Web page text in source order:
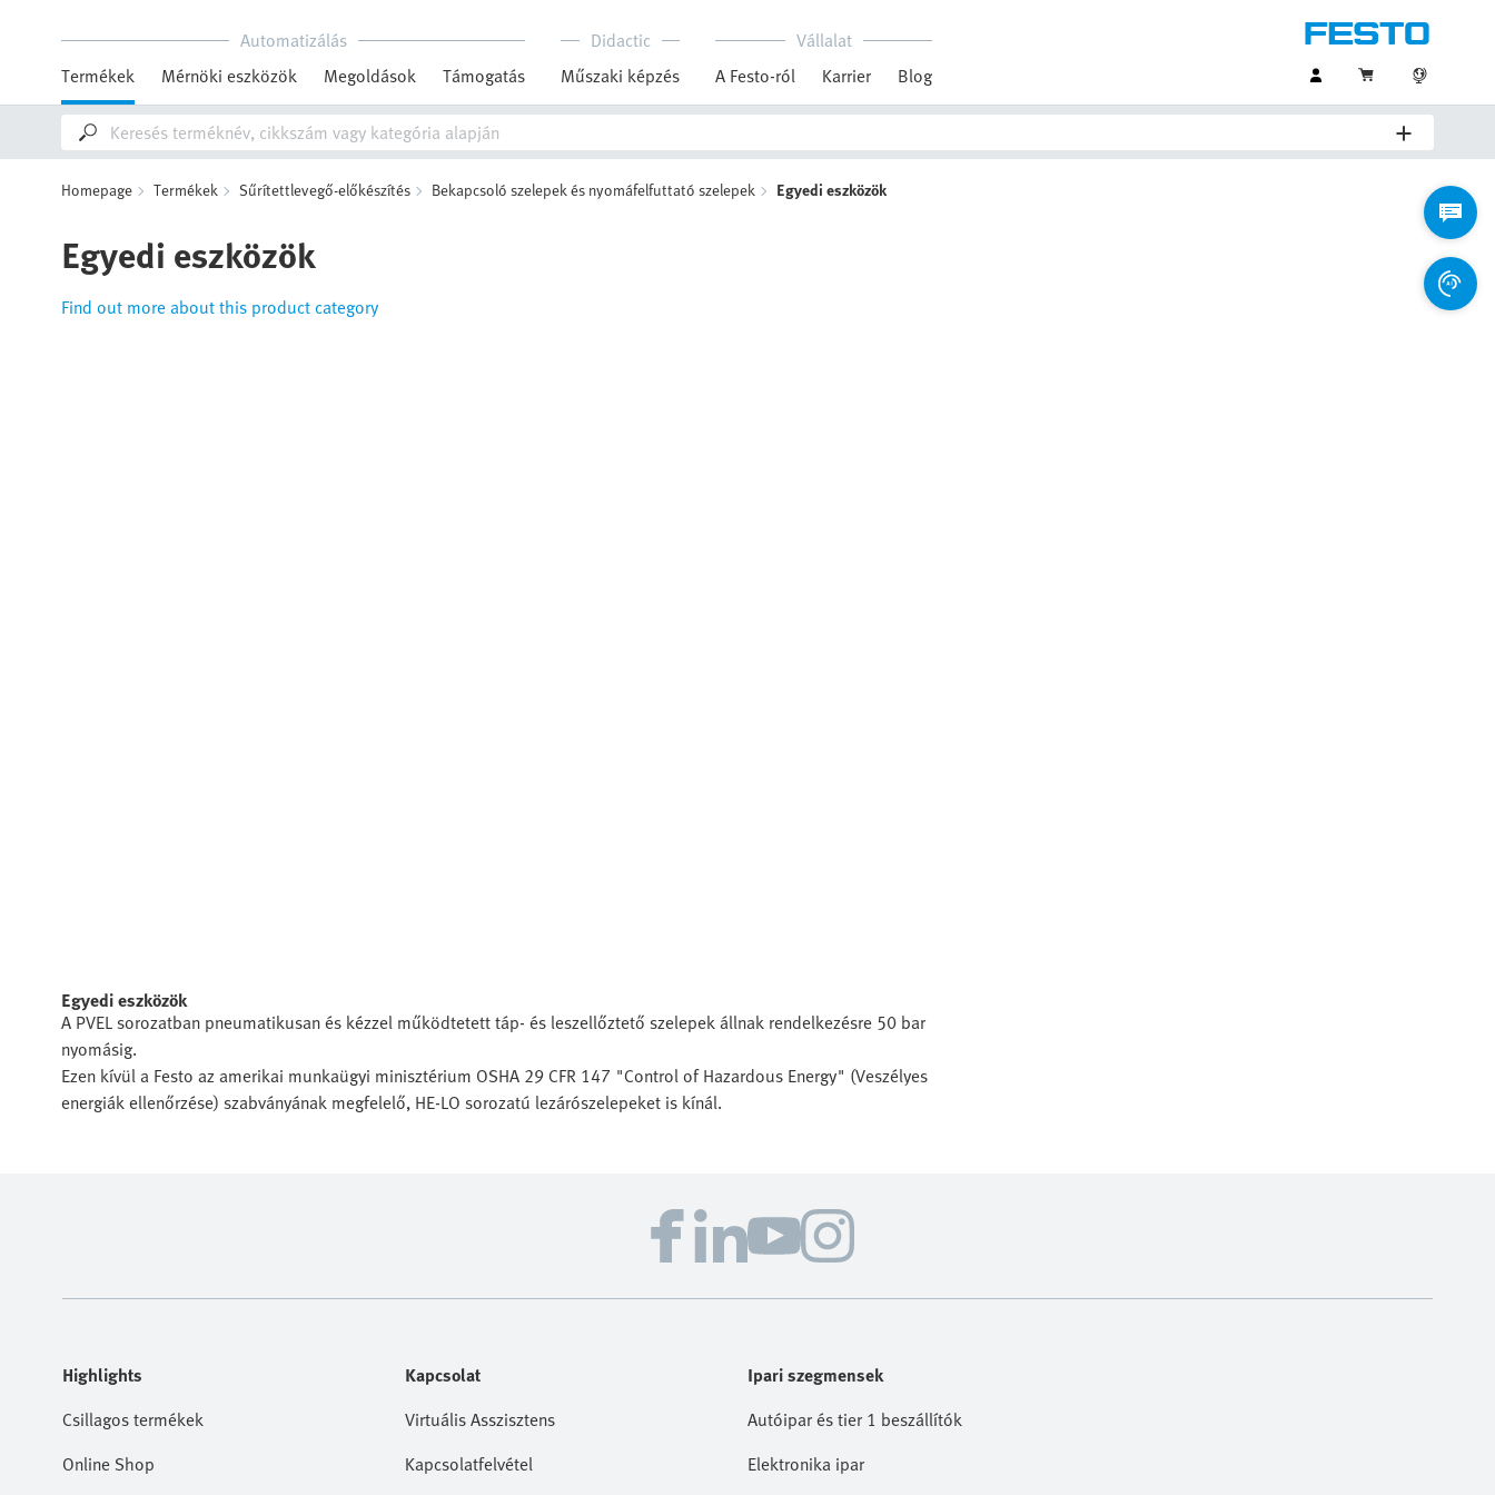
Automatizálás
Termékek
Mérnöki eszközök Megoldások Támogatás
Didactic
Műszaki képzés
Vállalat
A Festo-ról
Karrier Blog
Homepage Termékek Sűrítettlevegő-előkészítés Bekapcsoló szelepek és nyomáfelfuttató szelepek Egyedi eszközök
Egyedi eszközök
Find out more about this product category
Egyedi eszközök
A PVEL sorozatban pneumatikusan és kézzel működtetett táp- és leszellőztető szelepek állnak rendelkezésre 50 bar
nyomásig.
Ezen kívül a Festo az amerikai munkaügyi minisztérium OSHA 29 CFR 147 "Control of Hazardous Energy" (Veszélyes
energiák ellenőrzése) szabványának megfelelő, HE-LO sorozatú lezárószelepeket is kínál.
Highlights
Csillagos termékek
Online Shop
Kapcsolat
Virtuális Asszisztens
Kapcsolatfelvétel
Ipari szegmensek
Autóipar és tier 1 beszállítók
Elektronika ipar